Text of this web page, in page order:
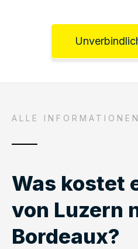
ALLE
Was kostet
von Luzern
Bordeaux?